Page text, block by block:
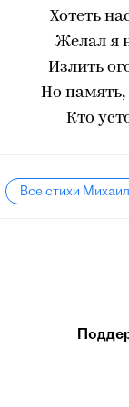
Хотеть
Желал я
Излить
Но
Кто
Все стихи